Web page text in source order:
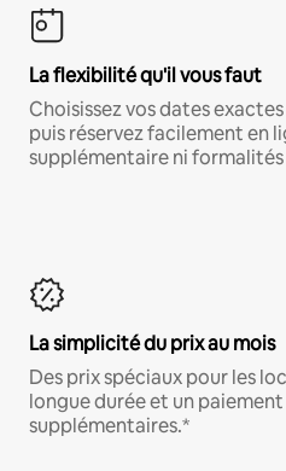
La flexibilité qu'il vous faut
Choisissez vos dates
puis réservez facilement en
supplémentaire ni
La simplicité du prix au mois
Des prix spéciaux pour les
longue durée et un
supplémentaires.*